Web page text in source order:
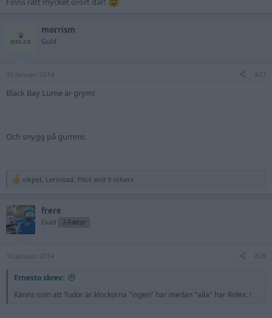
morrism
Guld
10 Januari 2014 #27
Black Bay Lume är grym!
Och snygg på gummi:
R
c
t
i
o
s
vikpet, Lernstad, Pilot and 9 others
frere
Guld 2-Faktor
10 Januari 2014 #28
Ernesto skrev:
Känns som att Tudor är klockorna "ingen" har medan "alla" har Rolex. !